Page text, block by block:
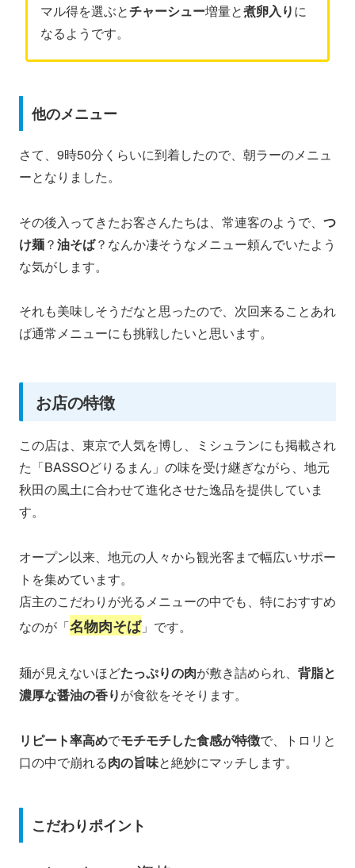
マル得を選ぶとチャーシュー増量と煮卵入りに
なるようです。
他のメニュー
さて、9時50分くらいに到着したので、朝ラーのメニュ
ーとなりました。
その後入ってきたお客さんたちは、常連客のようで、 つ
け麺？油そば？なんか凄そうなメニュー頼んでいたよう
な気がします。
それも美味しそうだなと思ったので、次回来ることあれ
ば通常メニューにも挑戦したいと思います。
お店の特徴
この店は、東京で人気を博し、ミシュランにも掲載され
た「BASSOどりるまん」の味を受け継ぎながら、地元
秋田の風土に合わせて進化させた逸品を提供していま
す。
オープン以来、地元の人々から観光客まで幅広いサポー
トを集めています。
店主のこだわりが光るメニューの中でも、特におすすめ
なのが「名物肉そば」です。
麺が見えないほどたっぷりの肉が敷き詰められ、 背脂と
濃厚な醤油の香りが食欲をそそります。
リピート率高めでモチモチした食感が特徴で、トロリと
口の中で崩れる肉の旨味と絶妙にマッチします。
こだわりポイント